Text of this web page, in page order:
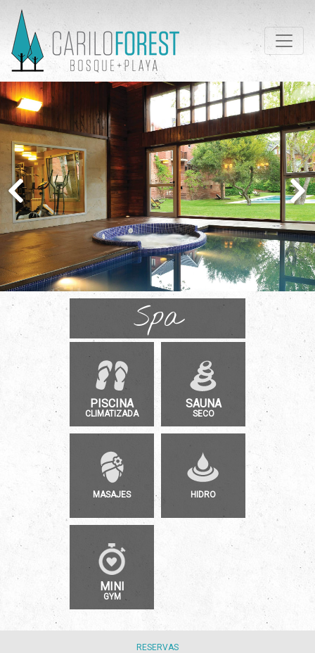
Spa
PISCINA
CLIMATIZADA
SAUNA
SECO
MASAJES HIDRO
MINI
GYM
RESERVAS